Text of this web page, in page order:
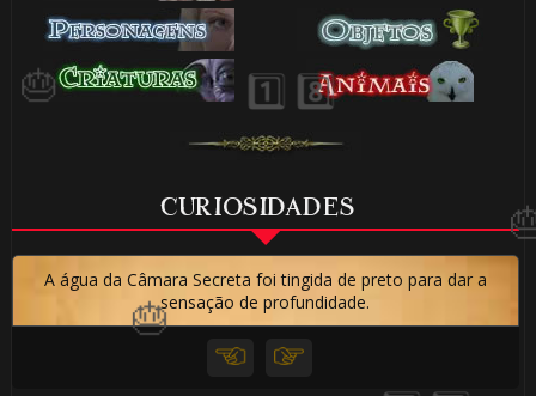
CURIOSIDADES
A água da Câmara Secreta foi tingida de preto para dar a
sensação de profundidade.
1️⃣ 8️⃣ 🎂